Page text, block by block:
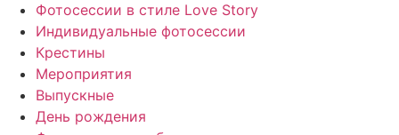
Фотосессии в стиле Love Story
Индивидуальные фотосессии
Крестины
Мероприятия
Выпускные
День рождения